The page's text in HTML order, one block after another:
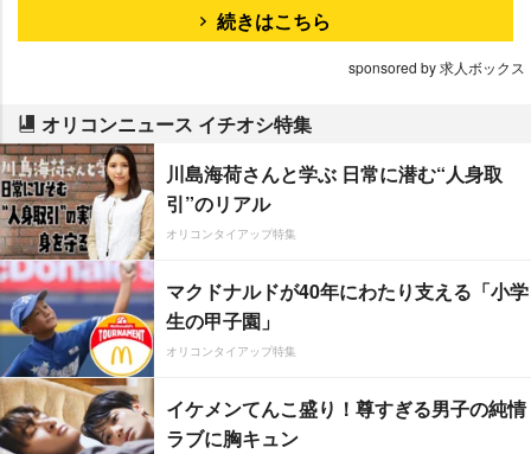
続きはこちら
sponsored by 求人ボックス
オリコンニュース イチオシ特集
川島海荷さんと学ぶ 日常に潜む“人身取
引”のリアル
オリコンタイアップ特集
マクドナルドが40年にわたり支える「小学
生の甲子園」
オリコンタイアップ特集
イケメンてんこ盛り！尊すぎる男子の純情
ラブに胸キュン